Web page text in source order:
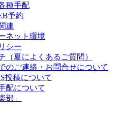
種手配
予約
連
ネット環境
シー
（夏によくあるご質問）
のご連絡・お問合せについて
投稿について
配について
部」